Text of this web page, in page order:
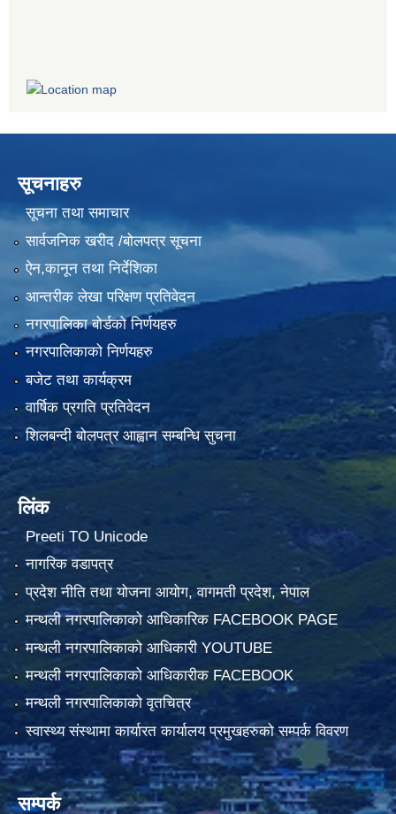
सूचनाहरु
सूचना तथा समाचार
सार्वजनिक खरीद /बोलपत्र सूचना
ऐन,कानून तथा निर्देशिका
आन्तरीक लेखा परिक्षण प्रतिवेदन
नगरपालिका बोर्डको निर्णयहरु
नगरपालिकाको निर्णयहरु
बजेट तथा कार्यक्रम
वार्षिक प्रगति प्रतिवेदन
शिलबन्दी बोलपत्र आह्वान सम्बन्धि सुचना
लिंक
Preeti TO Unicode
नागरिक वडापत्र
प्रदेश नीति तथा योजना आयोग, वागमती प्रदेश, नेपाल
मन्थली नगरपालिकाको आधिकारिक FACEBOOK PAGE
मन्थली नगरपालिकाको आधिकारी YOUTUBE
मन्थली नगरपालिकाको आधिकारीक FACEBOOK
मन्थली नगरपालिकाको वृतचित्र
स्वास्थ्य संस्थामा कार्यारत कार्यालय प्रमुखहरुको सम्पर्क विवरण
सम्पर्क